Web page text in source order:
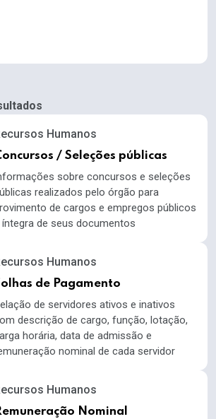
Humanos
/ Seleções públicas
sobre concursos e seleções
realizados pelo órgão para
de cargos e empregos públicos
íntegra de seus documentos
Humanos
de Pagamento
de servidores ativos e inativos
descrição de cargo, função, lotação,
horária, data de admissão e
nominal de cada servidor
Humanos
Nominal